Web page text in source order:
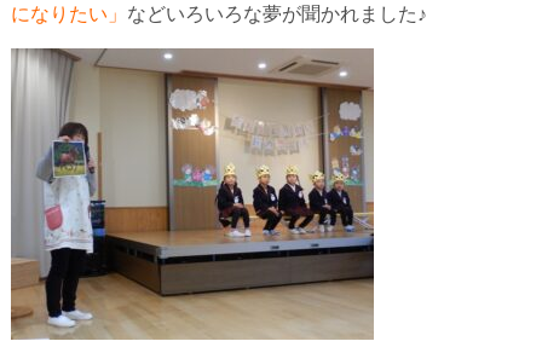
になりたい」 などいろいろな夢が聞かれました♪